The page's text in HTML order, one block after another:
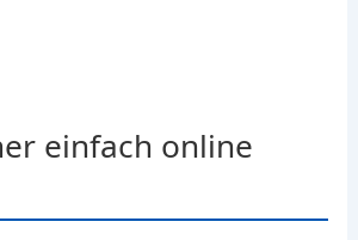
einfach online